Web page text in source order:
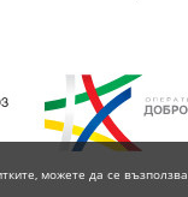
можете да се